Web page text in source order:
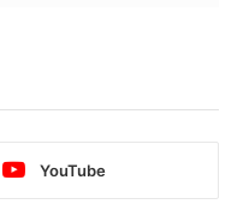
YouTube